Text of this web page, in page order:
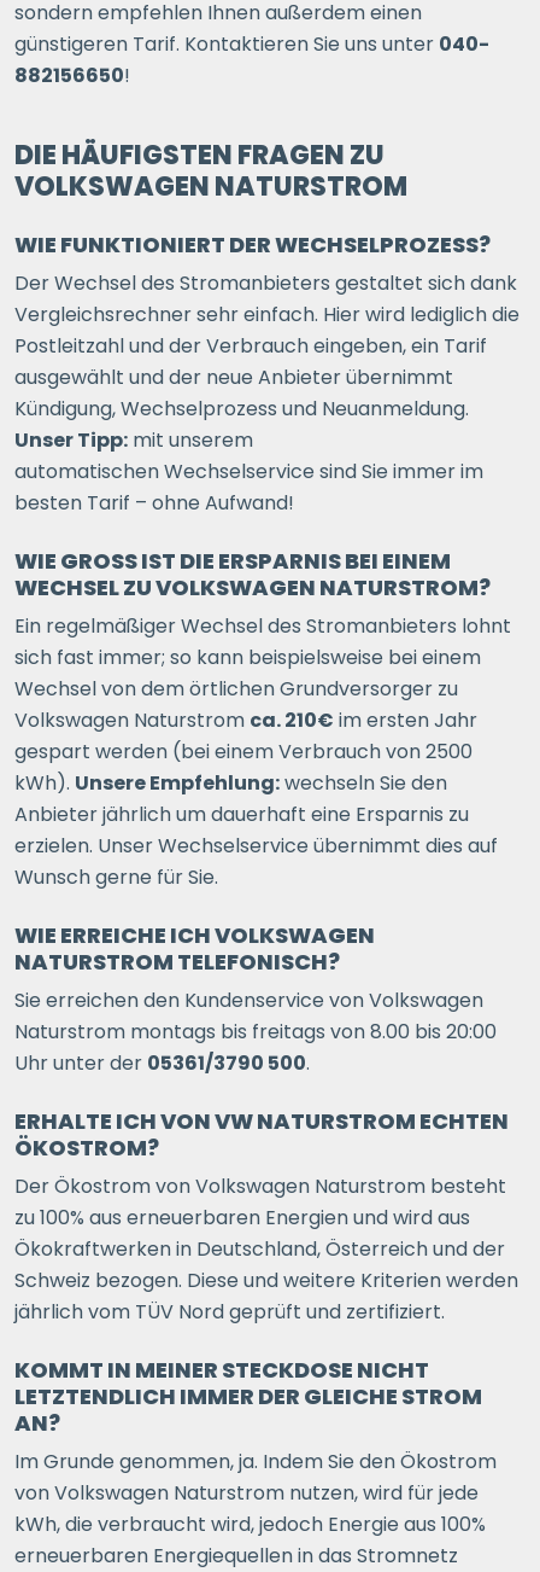
sondern empfehlen Ihnen außerdem einen
günstigeren Tarif. Kontaktieren Sie uns unter 040-
882156650!
DIE HÄUFIGSTEN FRAGEN ZU
VOLKSWAGEN NATURSTROM
WIE FUNKTIONIERT DER WECHSELPROZESS?
Der Wechsel des Stromanbieters gestaltet sich dank
Vergleichsrechner sehr einfach. Hier wird lediglich die
Postleitzahl und der Verbrauch eingeben, ein Tarif
ausgewählt und der neue Anbieter übernimmt
Kündigung, Wechselprozess und Neuanmeldung.
Unser Tipp: mit unserem
automatischen Wechselservice sind Sie immer im
besten Tarif – ohne Aufwand!
WIE GROSS IST DIE ERSPARNIS BEI EINEM W
ECHSEL ZU VOLKSWAGEN NATURSTROM?
Ein regelmäßiger Wechsel des Stromanbieters lohnt
sich fast immer; so kann beispielsweise bei einem
Wechsel von dem örtlichen Grundversorger zu
Volkswagen Naturstrom ca. 210€ im ersten Jahr
gespart werden (bei einem Verbrauch von 2500
kWh). Unsere Empfehlung:wechseln Sie den
Anbieter jährlich um dauerhaft eine Ersparnis zu
erzielen. Unser Wechselservice übernimmt dies auf
Wunsch gerne für Sie.
WIE ERREICHE ICH VOLKSWAGEN
NATURSTROM TELEFONISCH?
Sie erreichen den Kundenservice von Volkswagen
Naturstrom montags bis freitags von 8.00 bis 20:00
Uhr unter der 05361/3790 500.
ERHALTE ICH VON VW NATURSTROM ECHTEN
ÖKOSTROM?
Der Ökostrom von Volkswagen Naturstrom besteht
zu 100% aus erneuerbaren Energien und wird aus
Ökokraftwerken in Deutschland, Österreich und der
Schweiz bezogen. Diese und weitere Kriterien werden
jährlich vom TÜV Nord geprüft und zertifiziert.
KOMMT IN MEINER STECKDOSE NICHT
LETZTENDLICH IMMER DER GLEICHE STROM
AN?
Im Grunde genommen, ja. Indem Sie den Ökostrom
von Volkswagen Naturstrom nutzen, wird für jede
kWh, die verbraucht wird, jedoch Energie aus 100%
erneuerbaren Energiequellen in das Stromnetz